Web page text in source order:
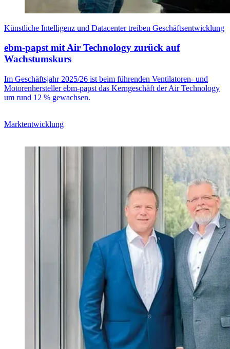
Künstliche Intelligenz und Datacenter treiben Geschäftsentwicklung
ebm-papst mit Air Technology zurück auf
Wachstumskurs
Im Geschäftsjahr 2025/26 ist beim führenden Ventilatoren- und
Motorenhersteller ebm-papst das Kerngeschäft der Air Technology
um rund 12 % gewachsen.
Marktentwicklung